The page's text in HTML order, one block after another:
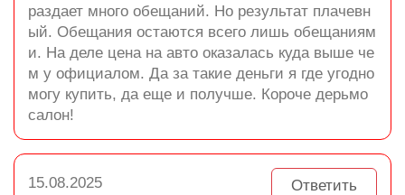
раздает много обещаний. Но результат плачевн
ый. Обещания остаются всего лишь обещаниям
и. На деле цена на авто оказалась куда выше че
м у официалом. Да за такие деньги я где угодно
могу купить, да еще и получше. Короче дерьмо
салон!
Ответить
15.08.2025